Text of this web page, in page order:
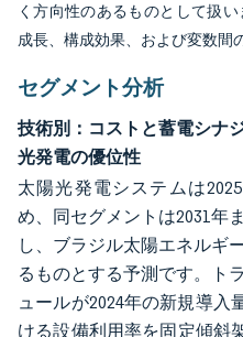
く方向性のあるものとして扱
成長、構成効果、および変数間
セグメント分析
技術別：コストと蓄電シナ
光発電の優位性
太陽光発電システムは
め、同セグメントは2031年
し、ブラジル太陽エネルギ
るものとする予測です。ト
ュールが2024年の新規導入
ける設備利用率を固定傾斜